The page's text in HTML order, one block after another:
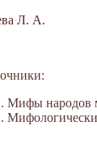
Л. А.
Мифы народов